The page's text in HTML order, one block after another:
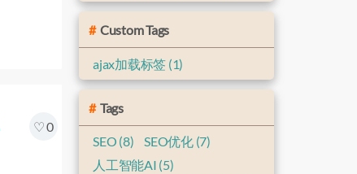
0
Custom Tags
ajax加载标签 (1)
Tags
SEO (8) SEO优化(7)
人工智能AI (5)